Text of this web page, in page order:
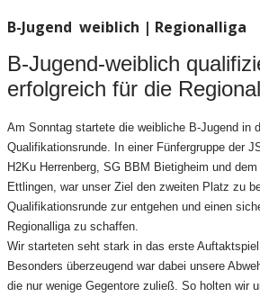
B-Jugend weiblich | Regionalliga
B-Jugend-weiblich
erfolgreich für die
Am Sonntag startete die weibliche B-Jugend in
Qualifikationsrunde. In einer Fünfergruppe der
H2Ku Herrenberg, SG BBM Bietigheim und
Ettlingen, war unser Ziel den zweiten Platz zu
Qualifikationsrunde zur entgehen und einen
Regionalliga zu schaffen.
Wir starteten seht stark in das erste Auftaktspiel
Besonders überzeugend war dabei unsere
die nur wenige Gegentore zuließ. So holten wir